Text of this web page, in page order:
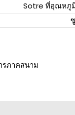
Sotre ที่อุณหภู
รภาคสนาม